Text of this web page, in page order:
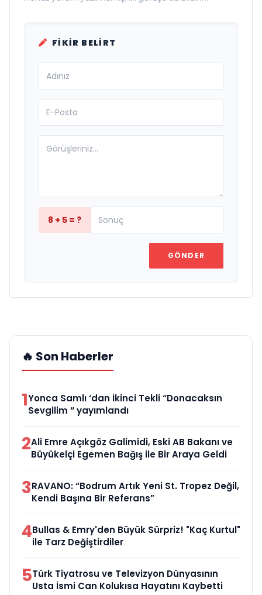
FIKIR BELIRT
8 + 5 = ?
GÖNDER
🔥 Son Haberler
1Yonca Samlı ‘dan İkinci Tekli “Donacaksın
Sevgilim “ yayımlandı
2Ali Emre Açıkgöz Galimidi, Eski AB Bakanı ve
Büyükelçi Egemen Bağış ile Bir Araya Geldi
3RAVANO: “Bodrum Artık Yeni St. Tropez Değil,
Kendi Başına Bir Referans”
4Bullas & Emry'den Büyük Sürpriz! "Kaç Kurtul"
ile Tarz Değiştirdiler
5Türk Tiyatrosu ve Televizyon Dünyasının
Usta İsmi Can Kolukısa Hayatını Kaybetti